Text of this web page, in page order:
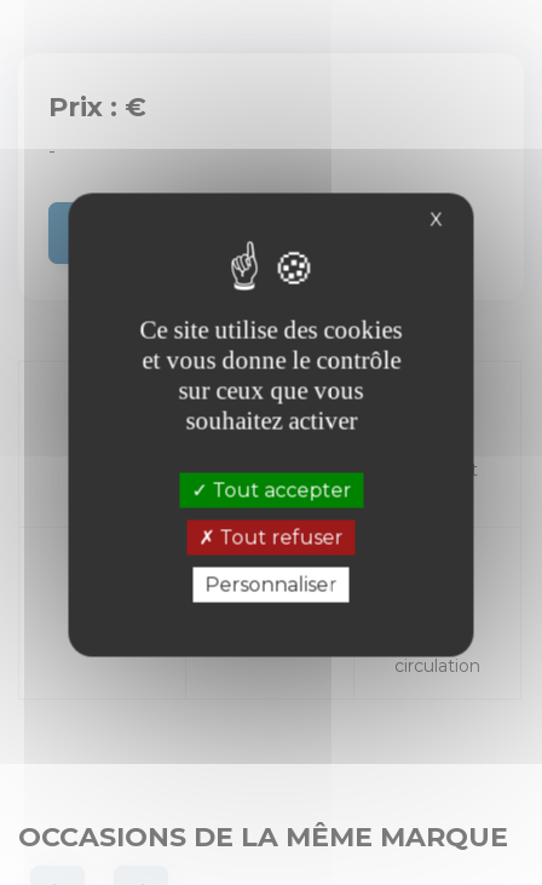
Prix : €
-
Kilométrage Carburant
circulation
OCCASIONS DE LA MÊME MARQUE
X
Ce site utilise des cookies
et vous donne le contrôle
sur ceux que vous
souhaitez activer
Tout accepter
Tout refuser
Personnaliser